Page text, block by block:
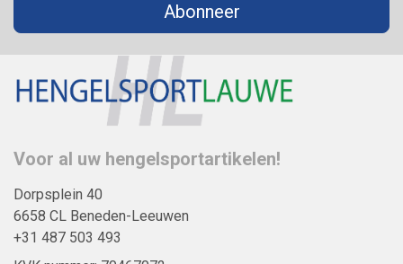
Abonneer
Voor al uw hengelsportartikelen!
Dorpsplein 40
6658 CL Beneden-Leeuwen
+31 487 503 493